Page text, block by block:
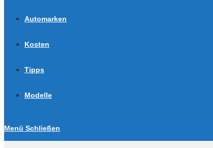
Automarken
Kosten
Tipps
Modelle
Menü Schließen